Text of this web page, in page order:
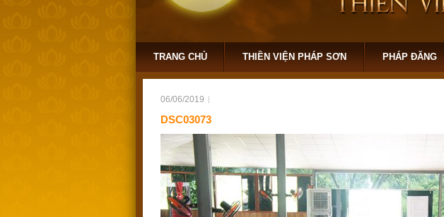
TRANG CHỦ THIỀN VIỆN PHÁP SƠN PHÁP ĐĂNG
06/06/2019
DSC03073